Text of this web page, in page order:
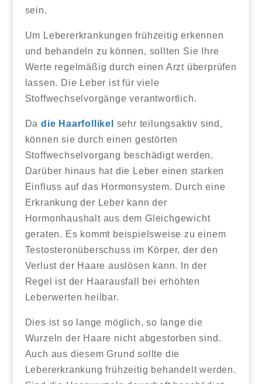
sein.
Um Lebererkrankungen frühzeitig erkennen
und behandeln zu können, sollten Sie Ihre
Werte regelmäßig durch einen Arzt überprüfen
lassen. Die Leber ist für viele
Stoffwechselvorgänge verantwortlich.
Da die Haarfollikel
sehr teilungsaktiv sind,
können sie durch einen gestörten
Stoffwechselvorgang beschädigt werden.
Darüber hinaus hat die Leber einen starken
Einfluss auf das Hormonsystem. Durch eine
Erkrankung der Leber kann der
Hormonhaushalt aus dem Gleichgewicht
geraten. Es kommt beispielsweise zu einem
Testosteronüberschuss im Körper, der den
Verlust der Haare auslösen kann. In der
Regel ist der Haarausfall bei erhöhten
Leberwerten heilbar.
Dies ist so lange möglich, so lange die
Wurzeln der Haare nicht abgestorben sind.
Auch aus diesem Grund sollte die
Lebererkrankung frühzeitig behandelt werden.